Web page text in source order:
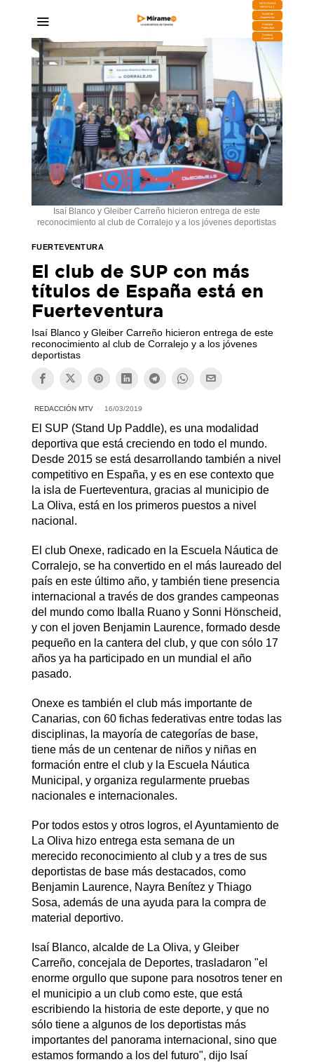
DESCARGA
MIRAPLAY
Buzón de
Sugerencias
Contratar
Publicidad
Contacto
Comercial
Isaí Blanco y Gleiber Carreño hicieron entrega de este
reconocimiento al club de Corralejo y a los jóvenes deportistas
FUERTEVENTURA
El club de SUP con más
títulos de España está en
Fuerteventura
Isaí Blanco y Gleiber Carreño hicieron entrega de este
reconocimiento al club de Corralejo y a los jóvenes
deportistas
REDACCIÓN MTV 16/03/2019
El SUP (Stand Up Paddle), es una modalidad
deportiva que está creciendo en todo el mundo.
Desde 2015 se está desarrollando también a nivel
competitivo en España, y es en ese contexto que
la isla de Fuerteventura, gracias al municipio de
La Oliva, está en los primeros puestos a nivel
nacional.
El club Onexe, radicado en la Escuela Náutica de
Corralejo, se ha convertido en el más laureado del
país en este último año, y también tiene presencia
internacional a través de dos grandes campeonas
del mundo como Iballa Ruano y Sonni Hönscheid,
y con el joven Benjamin Laurence, formado desde
pequeño en la cantera del club, y que con sólo 17
años ya ha participado en un mundial el año
pasado.
Onexe es también el club más importante de
Canarias, con 60 fichas federativas entre todas las
disciplinas, la mayoría de categorías de base,
tiene más de un centenar de niños y niñas en
formación entre el club y la Escuela Náutica
Municipal, y organiza regularmente pruebas
nacionales e internacionales.
Por todos estos y otros logros, el Ayuntamiento de
La Oliva hizo entrega esta semana de un
merecido reconocimiento al club y a tres de sus
deportistas de base más destacados, como
Benjamin Laurence, Nayra Benítez y Thiago
Sosa, además de una ayuda para la compra de
material deportivo.
Isaí Blanco, alcalde de La Oliva, y Gleiber
Carreño, concejala de Deportes, trasladaron "el
enorme orgullo que supone para nosotros tener en
el municipio a un club como este, que está
escribiendo la historia de este deporte, y que no
sólo tiene a algunos de los deportistas más
importantes del panorama internacional, sino que
estamos formando a los del futuro", dijo Isaí